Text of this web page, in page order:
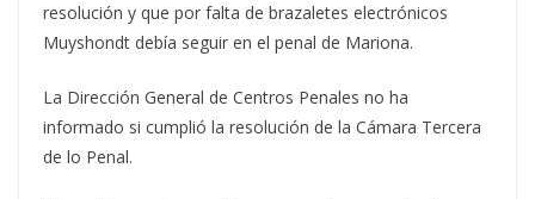
resolución y que por falta de brazaletes electrónicos
Muyshondt debía seguir en el penal de Mariona.
La Dirección General de Centros Penales no ha
informado si cumplió la resolución de la Cámara Tercera
de lo Penal.